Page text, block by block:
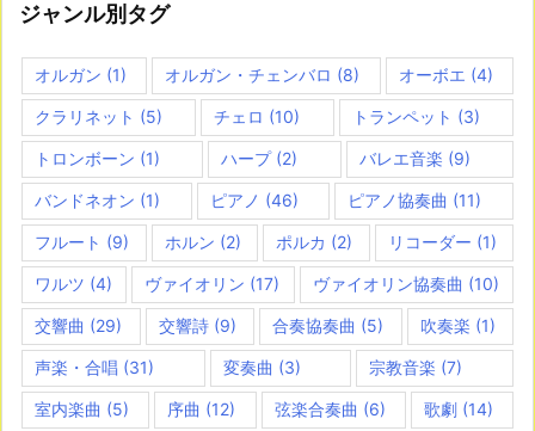
ジャンル別タグ
オルガン (1) オルガン・チェンバロ (8) オーボエ (4)
クラリネット (5) チェロ (10) トランペット (3)
トロンボーン (1) ハープ(2) バレエ音楽 (9)
バンドネオン (1) ピアノ (46) ピアノ協奏曲 (11)
フルート (9) ホルン (2) ポルカ (2) リコーダー (1)
ワルツ (4) ヴァイオリン (17) ヴァイオリン協奏曲 (10)
交響曲 (29) 交響詩(9) 合奏協奏曲 (5) 吹奏楽 (1)
声楽・合唱 (31) 変奏曲 (3) 宗教音楽 (7)
室内楽曲 (5) 序曲 (12) 弦楽合奏曲 (6) 歌劇(14)